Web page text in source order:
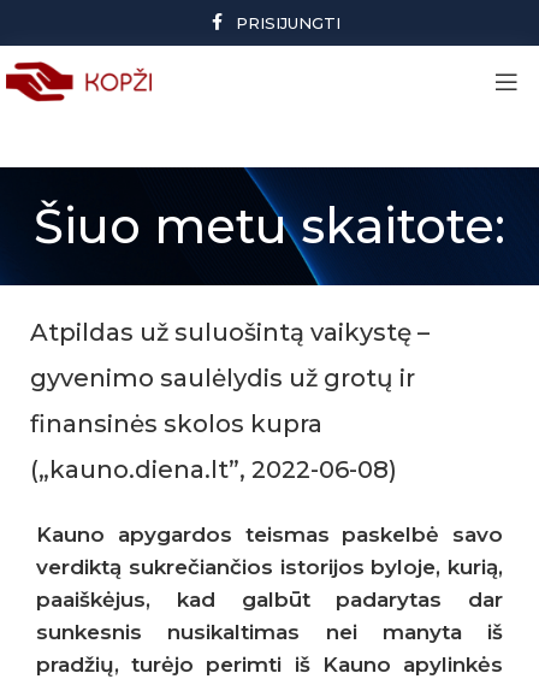
PRISIJUNGTI
Šiuo metu skaitote:
Atpildas už suluošintą vaikystę –
gyvenimo saulėlydis už grotų ir
finansinės skolos kupra
(„kauno.diena.lt”, 2022-06-08)
Kauno apygardos teismas paskelbė savo
verdiktą sukrečiančios istorijos byloje, kurią,
paaiškėjus, kad galbūt padarytas dar
sunkesnis nusikaltimas nei manyta iš
pradžių, turėjo perimti iš Kauno apylinkės